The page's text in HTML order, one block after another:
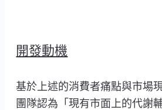
開發動機
基於上述的消費者痛點與市場
團隊認為「現有市面上的代謝